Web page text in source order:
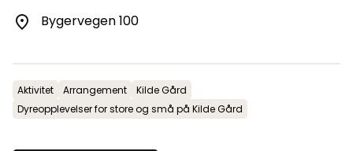
Service
Inspirasjon
Bygervegen 100
Aktivitet Arrangement
Kilde Gård
Dyreopplevelser for store og små på Kilde Gård